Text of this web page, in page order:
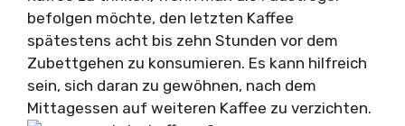
befolgen möchte, den letzten Kaffee
spätestens acht bis zehn Stunden vor dem
Zubettgehen zu konsumieren. Es kann hilfreich
sein, sich daran zu gewöhnen, nach dem
Mittagessen auf weiteren Kaffee zu verzichten.